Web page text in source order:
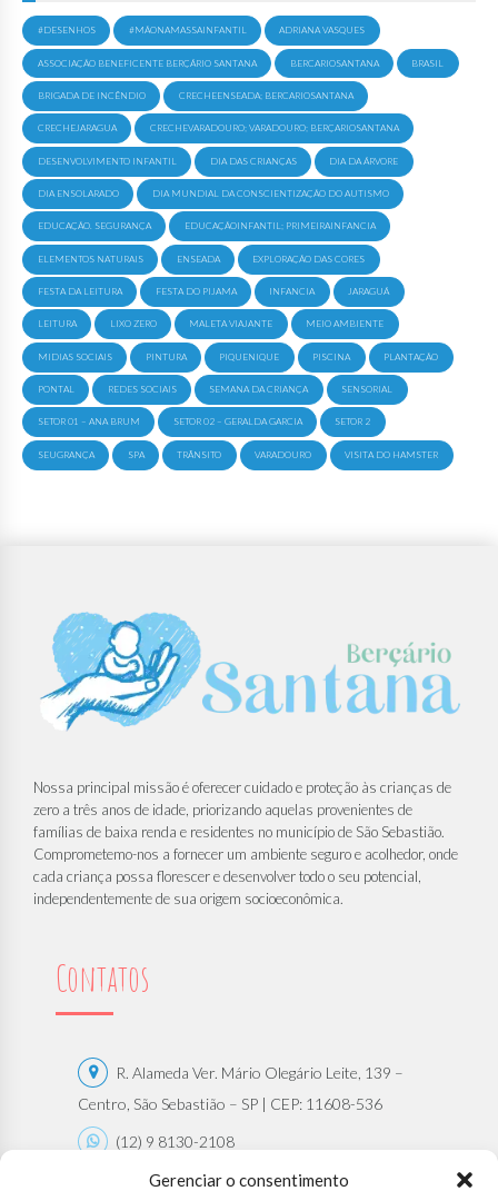
Gerenciar o consentimento
#DESENHOS #MÃONAMASSAINFANTIL ADRIANA VASQUES
ASSOCIAÇÃO BENEFICENTE BERÇÁRIO SANTANA BERCARIOSANTANA BRASIL
BRIGADA DE INCÊNDIO CRECHEENSEADA; BERCARIOSANTANA
CRECHEJARAGUA CRECHEVARADOURO; VARADOURO; BERÇARIOSANTANA
DESENVOLVIMENTO INFANTIL DIA DAS CRIANÇAS DIA DA ÁRVORE
DIA ENSOLARADO DIA MUNDIAL DA CONSCIENTIZAÇÃO DO AUTISMO
EDUCAÇÃO. SEGURANÇA EDUCAÇÃOINFANTIL; PRIMEIRAINFANCIA
ELEMENTOS NATURAIS ENSEADA EXPLORAÇÃO DAS CORES
FESTA DA LEITURA FESTA DO PIJAMA INFANCIA JARAGUÁ
LEITURA LIXO ZERO MALETA VIAJANTE MEIO AMBIENTE
MIDIAS SOCIAIS PINTURA PIQUENIQUE PISCINA PLANTAÇÃO
PONTAL REDES SOCIAIS SEMANA DA CRIANÇA SENSORIAL
SETOR 01 – ANA BRUM SETOR 02 – GERALDA GARCIA SETOR 2
SEUGRANÇA SPA TRÂNSITO VARADOURO VISITA DO HAMSTER
Nossa principal missão é oferecer cuidado e proteção às crianças de
zero a três anos de idade, priorizando aquelas provenientes de
famílias de baixa renda e residentes no município de São Sebastião.
Comprometemo-nos a fornecer um ambiente seguro e acolhedor, onde
cada criança possa florescer e desenvolver todo o seu potencial,
independentemente de sua origem socioeconômica.
Contatos
R. Alameda Ver. Mário Olegário Leite, 139 –
Centro, São Sebastião – SP | CEP: 11608-536
(12) 9 8130-2108
(12) 9 8130-2108